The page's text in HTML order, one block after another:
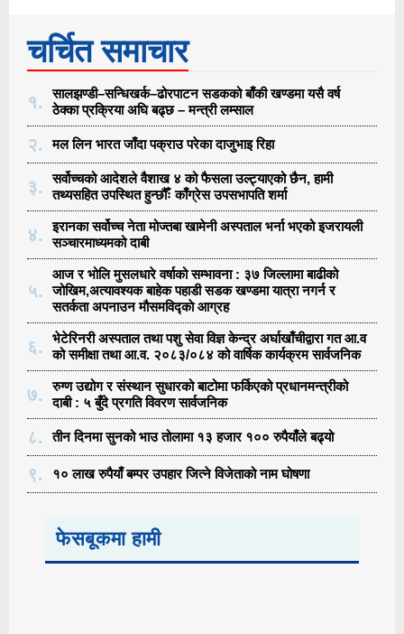
चर्चित समाचार
१.
सालझण्डी–सन्धिखर्क–ढोरपाटन सडकको बाँकी खण्डमा यसै वर्ष
ठेक्का प्रक्रिया अघि बढ्छ – मन्त्री लम्साल
२. मल लिन भारत जाँदा पक्राउ परेका दाजुभाइ रिहा
३.
सर्वोच्चको आदेशले वैशाख ४ को फैसला उल्ट्याएको छैन, हामी
तथ्यसहित उपस्थित हुन्छौँः काँग्रेस उपसभापति शर्मा
४.
इरानका सर्वोच्च नेता मोज्तबा खामेनी अस्पताल भर्ना भएको इजरायली
सञ्चारमाध्यमको दाबी
५.
आज र भोलि मुसलधारे वर्षाको सम्भावना : ३७ जिल्लामा बाढीको
जोखिम,अत्यावश्यक बाहेक पहाडी सडक खण्डमा यात्रा नगर्न र
सतर्कता अपनाउन मौसमविद्काे आग्रह
६.
भेटेरिनरी अस्पताल तथा पशु सेवा विज्ञ केन्द्र अर्घाखाँचीद्वारा गत आ.व
को समीक्षा तथा आ.व. २०८३/०८४ को वार्षिक कार्यक्रम सार्वजनिक
७.
रुग्ण उद्योग र संस्थान सुधारको बाटोमा फर्किएको प्रधानमन्त्रीको
दाबी : ५ बुँदे प्रगति विवरण सार्वजनिक
८. तीन दिनमा सुनको भाउ तोलामा १३ हजार १०० रुपैयाँले बढ्यो
९. १० लाख रुपैयाँ बम्पर उपहार जित्ने विजेताको नाम घोषणा
फेसबूकमा हामी